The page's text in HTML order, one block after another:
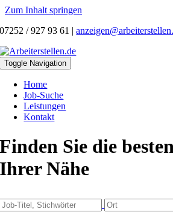
Zum Inhalt springen
07252 / 927 93 61 |
Toggle Navigation
Home
Job-Suche
Leistungen
Kontakt
Finden Sie die
Ihrer Nähe